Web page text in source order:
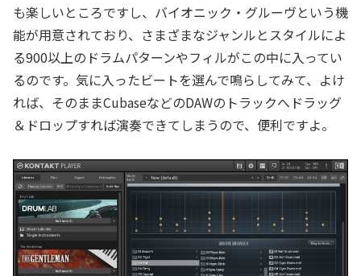
も楽しいところですし、バイオニック・グルーヴという機
能が用意されており、さまざまなジャンルとスタイルによ
る900以上のドラムパターンやフィルがこの中に入ってい
るのです。気に入ったビートを選んで鳴らしてみて、よけ
れば、そのままCubaseなどのDAWのトラックへドラッグ
＆ドロップすれば演奏できてしまうので、便利ですよ。